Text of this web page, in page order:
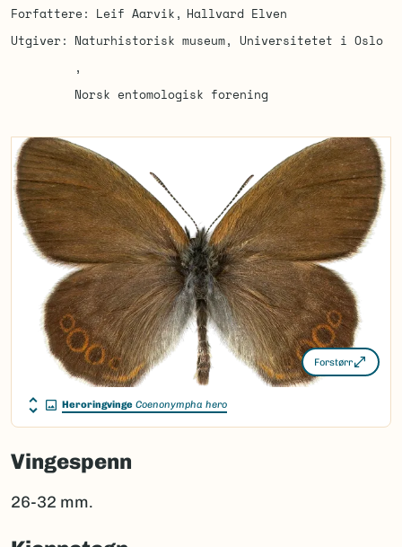
Forfattere Leif Aarvik
Hallvard Elven
Utgiver
Naturhistorisk museum, Universitetet i Oslo
Norsk entomologisk forening
Forstørr
Heroringvinge Coenonympha hero
Vingespenn
26-32 mm.